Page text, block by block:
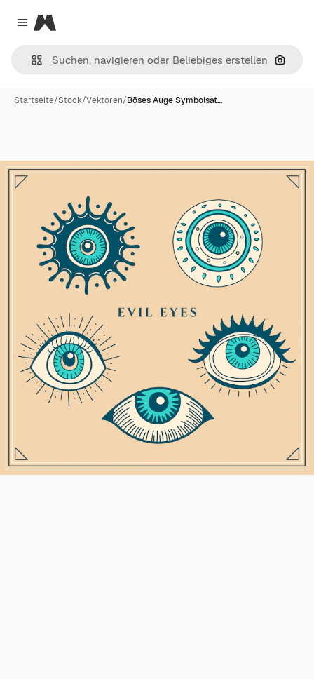
Close menu
Magnific
Nach
Startseite/Stock/Vektoren/Böses Auge Symbolsat…